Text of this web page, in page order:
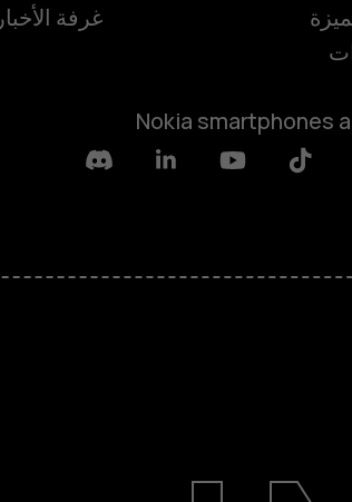
Nokia smartphones
غرفة الأخبار
Tiktok
Youtube
Linkedin
Discord